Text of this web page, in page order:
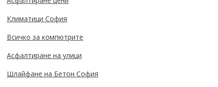
Климатици София
Всичко за компютрите
Асфалтиране на улици
Шлайфане на Бетон София